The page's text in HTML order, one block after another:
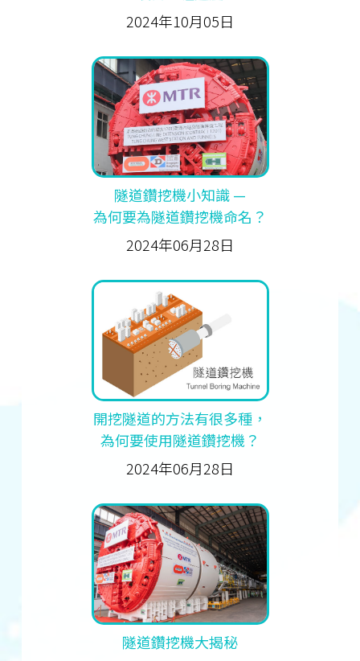
2024年10月05日
隧道鑽挖機小知識 —
為何要為隧道鑽挖機命名？
2024年06月28日
開挖隧道的方法有很多種，
為何要使用隧道鑽挖機？
2024年06月28日
隧道鑽挖機大揭秘